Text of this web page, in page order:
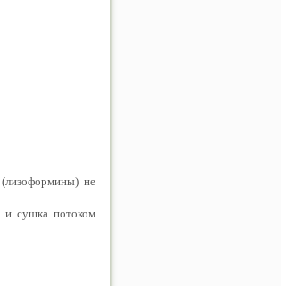
не
и сушка потоком